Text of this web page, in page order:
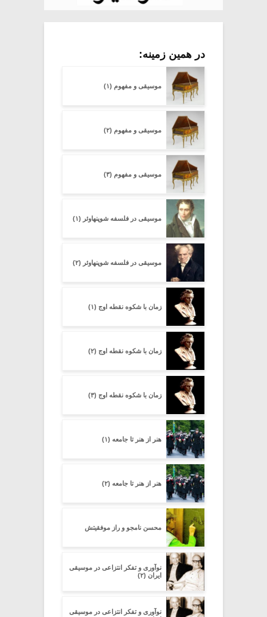
در همین زمینه:
موسیقی و مفهوم (۱)
موسیقی و مفهوم (۲)
موسیقی و مفهوم (۳)
موسیقی در فلسفه شوپنهاوئر (۱)
موسیقی در فلسفه شوپنهاوئر (۲)
زمان با شکوه نقطه اوج (۱)
زمان با شکوه نقطه اوج (۲)
زمان با شکوه نقطه اوج (۳)
هنر از هنر تا جامعه (۱)
هنر از هنر تا جامعه (۲)
محسن نامجو و راز موفقیتش
نوآوری و تفکر انتزاعی در موسیقی
ایران (۲)
نوآوری و تفکر انتزاعی در موسیقی